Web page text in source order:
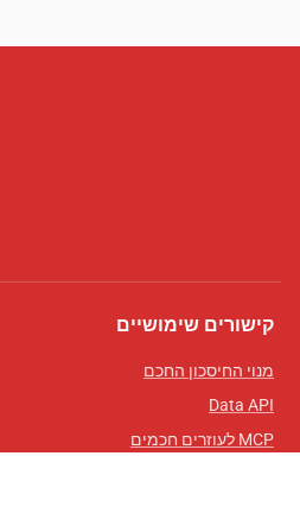
קישורים שימושיים
מנוי החיסכון החכם
Data API
MCP לעוזרים חכמים